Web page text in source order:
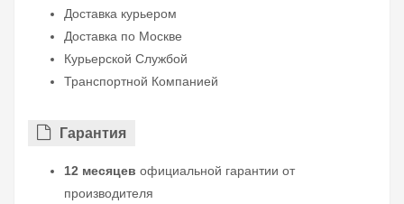
Доставка курьером
Доставка по Москве
Курьерской Службой
Транспортной Компанией
Гарантия
12 месяцев официальной гарантии от
производителя